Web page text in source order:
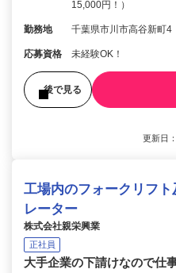
15,000円！）
勤務地 千葉県市川市高谷新町4
応募資格 未経験OK！
後で見る
更新日
工場内のフォークリフ
レーター
株式会社親栄興業
正社員
大手企業の下請けなので仕